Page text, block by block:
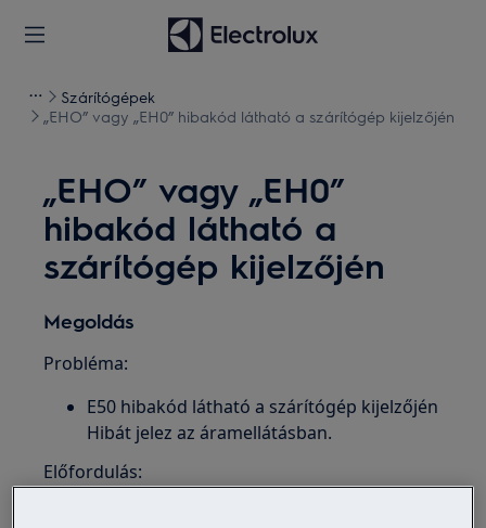
Szárítógépek
„EHO” vagy „EH0” hibakód látható a szárítógép kijelzőjén
„EHO” vagy „EH0”
hibakód látható a
szárítógép kijelzőjén
Megoldás
Probléma:
E50 hibakód látható a szárítógép kijelzőjén
Hibát jelez az áramellátásban.
Előfordulás: